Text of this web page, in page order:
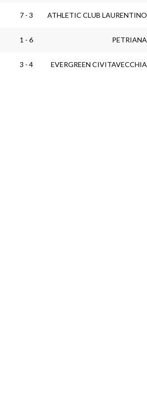
7 - 3 ATHLETIC CLUB LAURENTINO
1 - 6 PETRIANA
3 - 4 EVERGREEN CIVITAVECCHIA